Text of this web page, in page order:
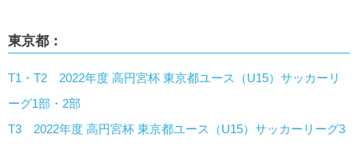
東京都：
T1・T2 2022年度 高円宮杯 東京都ユース（U15）サッカーリ
ーグ1部・2部
T3 2022年度 高円宮杯 東京都ユース（U15）サッカーリーグ3